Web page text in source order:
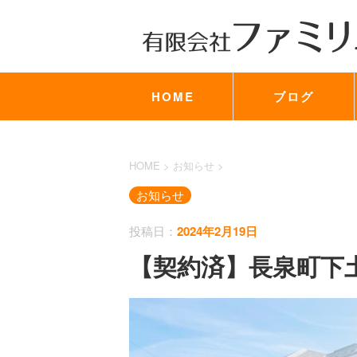
HOME ブログ
HOME > お知らせ >
お知らせ
投稿日： 2024年2月19日
【契約済】長泉町